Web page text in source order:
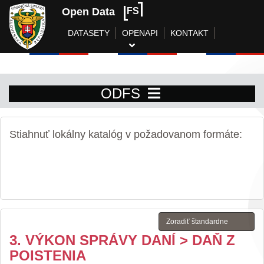
Open Data FS
DATASETY OPENAPI KONTAKT
ODFS
Stiahnuť lokálny katalóg v požadovanom formáte:
3. VÝKON SPRÁVY DANÍ > DAŇ Z
POISTENIA